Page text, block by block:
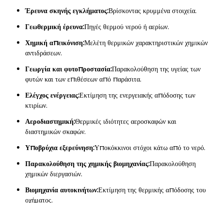
Έρευνα σκηνής εγκλήματος:Βρίσκοντας κρυμμένα στοιχεία.
Γεωθερμική έρευνα:Πηγές θερμού νερού ή αερίων.
Χημική απεικόνιση:Μελέτη θερμικών χαρακτηριστικών χημικών
αντιδράσεων.
Γεωργία και φυτοπροστασία:Παρακολούθηση της υγείας των
φυτών και των επιθέσεων από παράσιτα.
Ελέγχος ενέργειας:Εκτίμηση της ενεργειακής απόδοσης των
κτιρίων.
Αεροδιαστημική:Θερμικές ιδιότητες αεροσκαφών και
διαστημικών σκαφών.
Υποβρύχια εξερεύνηση:Υποκόκκινοι στόχοι κάτω από το νερό.
Παρακολούθηση της χημικής βιομηχανίας:Παρακολούθηση
χημικών διεργασιών.
Βιομηχανία αυτοκινήτων:Εκτίμηση της θερμικής απόδοσης του
οχήματος.